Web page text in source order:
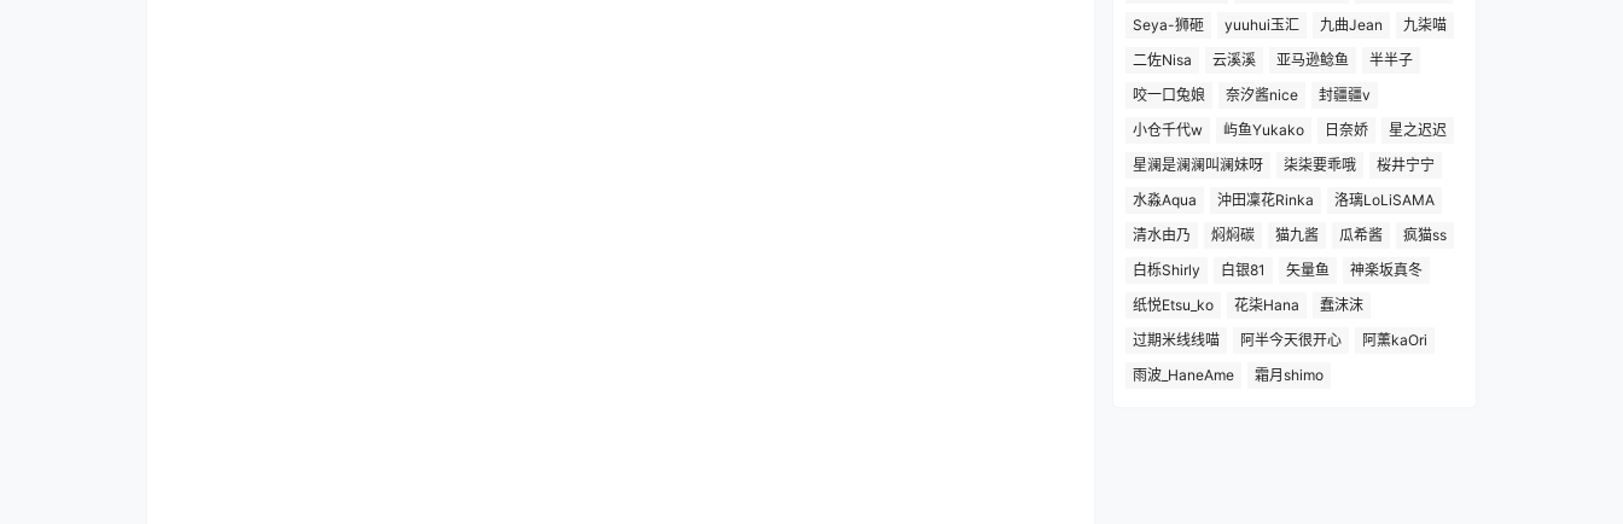
Seya-狮砸
yuuhui玉汇 九曲Jean
九柒喵
二佐Nisa
云溪溪 亚马逊鲶鱼
半半子
咬一口兔娘
奈汐酱nice
封疆疆v
小仓千代w
屿鱼Yukako 日奈娇
星之迟迟
星澜是澜澜叫澜妹呀
柒柒要乖哦
桜井宁宁
水淼Aqua
沖田凜花Rinka
洛璃LoLiSAMA
清水由乃
焖焖碳 猫九酱 瓜希酱
疯猫ss
白栎Shirly
白银81 矢量鱼
神楽坂真冬
纸悦Etsu_ko
花柒Hana
蠢沫沫
过期米线线喵
阿半今天很开心
阿薰kaOri
雨波_HaneAme
霜月shimo